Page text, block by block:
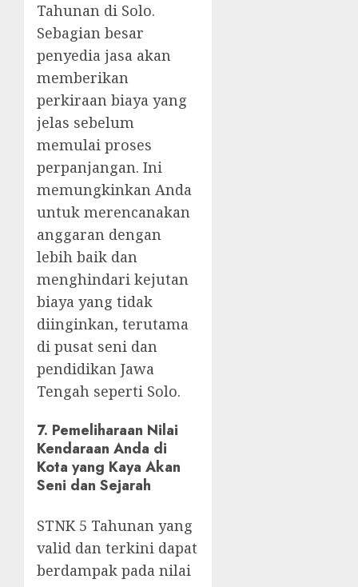
Tahunan di Solo.
Sebagian besar
penyedia jasa akan
memberikan
perkiraan biaya yang
jelas sebelum
memulai proses
perpanjangan. Ini
memungkinkan Anda
untuk merencanakan
anggaran dengan
lebih baik dan
menghindari kejutan
biaya yang tidak
diinginkan, terutama
di pusat seni dan
pendidikan Jawa
Tengah seperti Solo.
7. Pemeliharaan Nilai
Kendaraan Anda di
Kota yang Kaya Akan
Seni dan Sejarah
STNK 5 Tahunan yang
valid dan terkini dapat
berdampak pada nilai